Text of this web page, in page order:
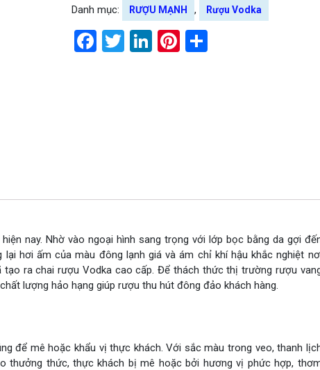
Danh mục: RƯỢU MẠNH , Rượu Vodka
Facebook
Twitter
LinkedIn
Pinterest
nay. Nhờ vào ngoại hình sang trọng với lớp bọc bằng da gợi
hơi ấm của màu đông lạnh giá và ám chỉ khí hậu khắc nghiệt
ra chai rượu Vodka cao cấp. Để thách thức thị trường rượu
lượng hảo hạng giúp rượu thu hút đông đảo khách hàng.
để mê hoặc khẩu vị thực khách. Với sắc màu trong veo, thanh
thưởng thức, thực khách bị mê hoặc bởi hương vị phức hợp,